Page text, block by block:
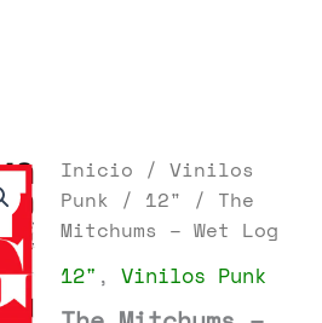
Inicio /Vinilos
Punk / 12" / The
Mitchums – Wet Log
12" ,Vinilos Punk